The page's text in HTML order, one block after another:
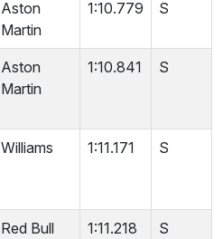
Aston
Martin
1:10.779 S
Aston
Martin
1:10.841 S
Williams 1:11.171 S
Red Bull 1:11.218 S